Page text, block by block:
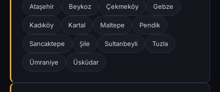
Ataşehir Beykoz Çekmeköy Gebze
Kadıköy Kartal Maltepe Pendik
Sancaktepe Şile Sultanbeyli Tuzla
Ümraniye Üsküdar